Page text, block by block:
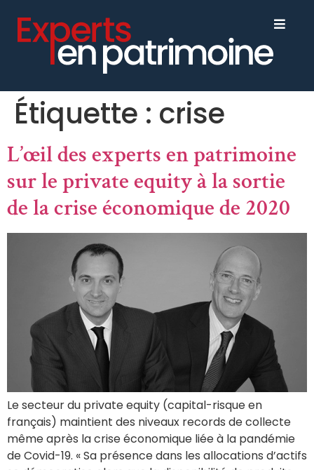
Étiquette : crise
L’œil des experts en patrimoine
sur le private equity à la sortie
de la crise économique de 2020
Le secteur du private equity (capital-risque en
français) maintient des niveaux records de collecte
même après la crise économique liée à la pandémie
de Covid-19. « Sa présence dans les allocations d’actifs